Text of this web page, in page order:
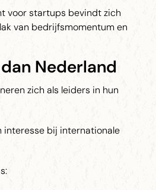
voor startups bevindt zich
van bedrijfsmomentum en
Nederland
zich als leiders in hun
interesse bij internationale